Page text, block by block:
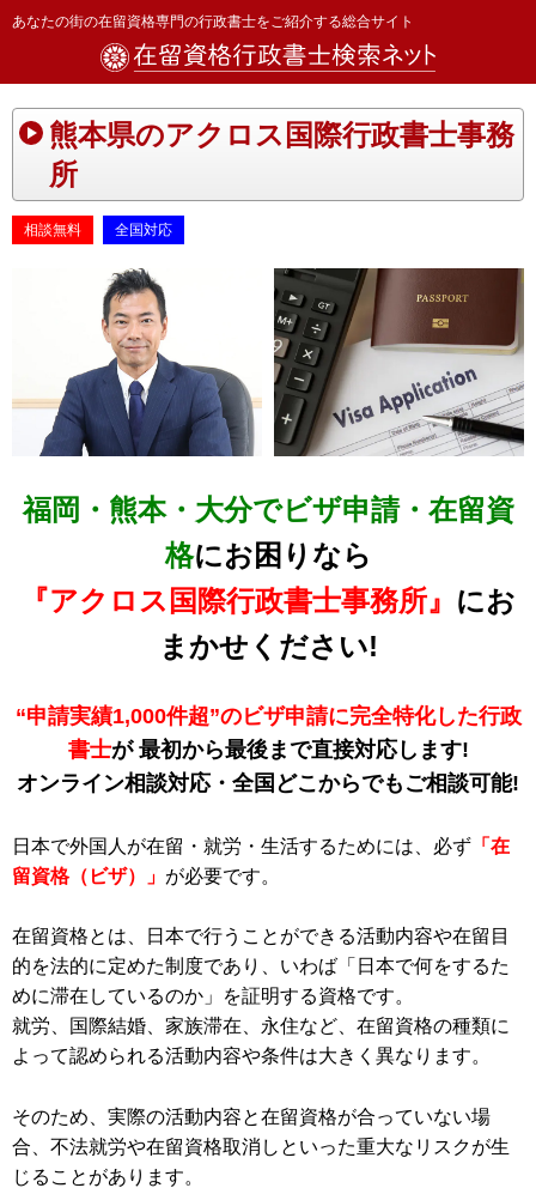
あなたの街の在留資格専門の行政書士をご紹介する総合サイト
熊本県のアクロス国際行政書士事務
所
相談無料 全国対応
福岡・熊本・大分でビザ申請・在留資
格にお困りなら
『アクロス国際行政書士事務所』 にお
まかせください!
“申請実績1,000件超”のビザ申請に完全特化した行政
書士が 最初から最後まで直接対応します!
オンライン相談対応・全国どこからでもご相談可能!
日本で外国人が在留・就労・生活するためには、必ず 「在
留資格（ビザ）」 が必要です。
在留資格とは、日本で行うことができる活動内容や在留目
的を法的に定めた制度であり、いわば「日本で何をするた
めに滞在しているのか」を証明する資格です。
就労、国際結婚、家族滞在、永住など、在留資格の種類に
よって認められる活動内容や条件は大きく異なります。
そのため、実際の活動内容と在留資格が合っていない場
合、不法就労や在留資格取消しといった重大なリスクが生
じることがあります。